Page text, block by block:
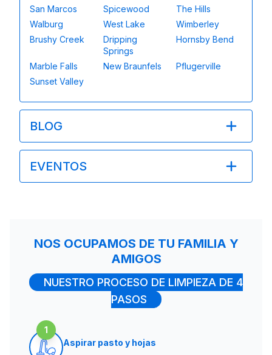
San Marcos
Spicewood
The Hills
Walburg
West Lake
Wimberley
Brushy Creek
Dripping
Springs
Hornsby Bend
Marble Falls New Braunfels
Pflugerville
Sunset Valley
BLOG
EVENTOS
NOS OCUPAMOS DE TU FAMILIA Y
AMIGOS
NUESTRO PROCESO DE LIMPIEZA DE 4
PASOS
1
Aspirar pasto y hojas